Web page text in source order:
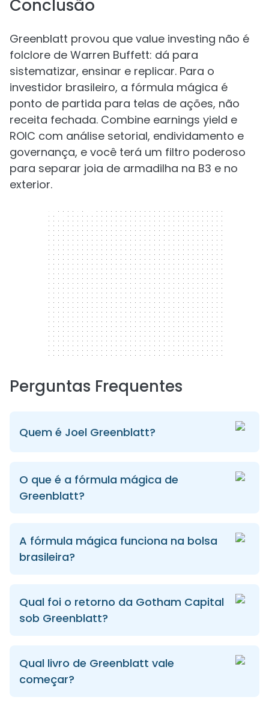
Conclusão
Greenblatt provou que value investing não é
folclore de Warren Buffett: dá para
sistematizar, ensinar e replicar. Para o
investidor brasileiro, a fórmula mágica é
ponto de partida para telas de ações, não
receita fechada. Combine earnings yield e
ROIC com análise setorial, endividamento e
governança, e você terá um filtro poderoso
para separar joia de armadilha na B3 e no
exterior.
300 x 250
Perguntas Frequentes
Quem é Joel Greenblatt?
O que é a fórmula mágica de
Greenblatt?
A fórmula mágica funciona na bolsa
brasileira?
Qual foi o retorno da Gotham Capital
sob Greenblatt?
Qual livro de Greenblatt vale
começar?